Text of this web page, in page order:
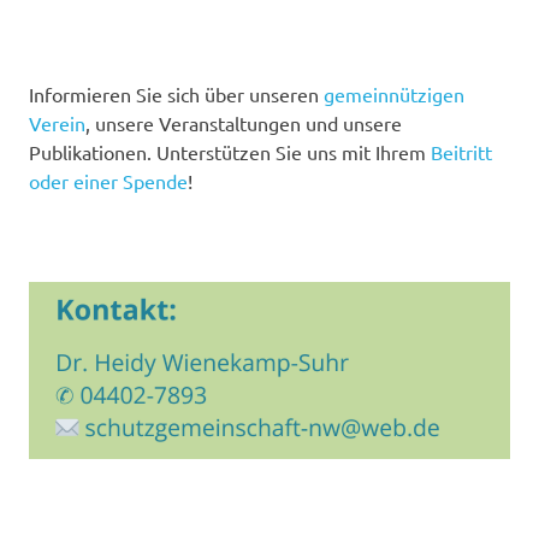
Informieren Sie sich über unseren gemeinnützigen
Verein , unsere Veranstaltungen und unsere
Publikationen. Unterstützen Sie uns mit Ihrem Beitritt
oder einer Spende!